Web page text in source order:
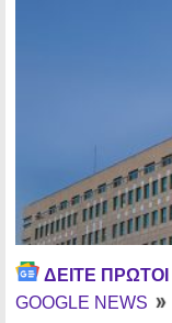
ΔΕΙΤΕ ΠΡΩΤΟΙ
GOOGLE NEWS